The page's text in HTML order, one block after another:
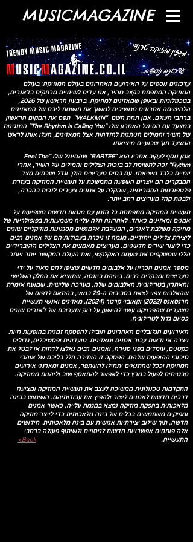
MUSICMAGAZINE
עדכונים נוספים...
עדכונים נוספים על האירועים האחרונים בעולם המוזיקה: בעולם
המוזיקה המתפתח בקצב מהיר, אנו עדים לשינויים מרתקים בז'אנרים,
בטכנולוגיות ובאופן שמאזינים למוזיקה. ברבעון הראשון של 2026,
הלהיטיםה אחרונים ממשיכים למשוך את תשומת ליבם של המאזינים
ברחבי העולם.
אמן תחת השם "WALKMN" תפס את המקום הראשון
במצעד עם הסינגל האחרון שלו "The Rhythm is Calling You" המנגינות
של השיר והמילים הניתנות להזדהות אצל המאזינים, העלו אותו לראש
המצעד תוך שבועיים מיציאתו.
אמן נוסף לעקוב אחריו הוא "BARTEE" שהסינגל שלו "Feel The
Rythm" זכה לתשומת לב בזכות הצלילים והמילים של השיר, אחרי
יומיים בלבד מיציאתו. עם בסיס מעריצים הולך וגדל ושבחים מצד
המבקרים הם יוצרים השפעה מתמשכת על תעשיית המוזיקה בעזרת
פלטפורמות הסטרימינג, שהקלה על אמנים צעירים לזכות בהכרה,
ולבנות קהל מעריצים רחב יותר.
תעשיית המוזיקה מתפתחת כל הזמן עם מגמות חדשות משפיעות על
אמנים ומאזינים כאחד. לאחרונה חלה עלייה משמעותית בפופולריות של
מוזיקה משלבת ז'אנרים, המשלבת אלמנטים מסגנונות מוזיקליים שונים
ליצירת צלילים ייחודיים. מגמה זו ניכרת בעבודותיהם של אמנים רבים
כדי ליצור שירים חדשניים. מעריצים מאמצים את הצלילים ההיברידיים
הללו שמשקפים את טעמם האקלקטי, ואת העולם המקושר יותר ויותר.
מספר אמנים הכריזו על אלבומים חדשים שציפו להם מאוד על ידי
מעריצים ומבקרים רבים. ביניהם ביונסה, שתוציא את החלק השלישי
והאחרון בטרילוגיית האלבומים שלה, מערכה שלישית. שמועה אומרת
שהאלבום צפוי לצאת בסביבות ה-29 במאי, בהתאם לדפוס של
הרנסאנס (2022) וקאובוי קרטר (2024). מאזינים ואנשי תעשייה
משערים שהפרויקט עשוי להישען על רוק ותערובת של ז'אנרים שונים
כסיום גדול לטרילוגיה.
האירועים הגלובליים האחרונים הובילו להפסקה זמנית בהופעות חיות
ויצרה אי ודאות עבור אמנים ומאזינים. מועדונים ופסטיבלים, גדולים
כקטנים, עומדים בפני סגירה, ואמנים רבים נאלצו לדחות או לבטל את
סיבובי ההופעות שלהם. הפסקה זו הותירה חלל בליבם של אוהבי
המוזיקה וככל שהתנאים יתחילו להשתפר, אמנים ומארגני אירועים
מבטיחים לפעול במרץ כדי לאפשר להתאסף שוב וליהנות ממוזיקה.
התקדמות טכנולוגית ממשיכה לעצב את תעשיית המוזיקה ומציעה
דרכים חדשות לאמנים ליצור ולהפיץ את עבודותיהם. השימוש בבינה
מלאכותית בהפקת מוזיקה נמצא במגמת עלייה, כאשר אמנים
ומפיקים משתמשים בכלים של בינה מלאכותית כדי לייצר מוזיקה
חדשה, תוך שילוב יצירתיות אנושית עם בינה מלאכותית. חידושים
אלה פותחים אפשרויות חדשות לניסויים ולשיתוף פעולה ברחבי
התעשייה.
<Back